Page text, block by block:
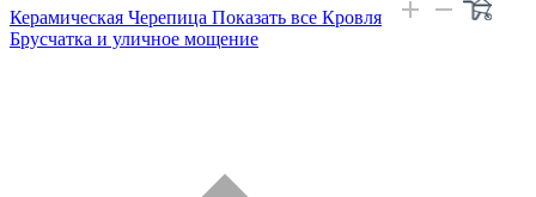
Керамическая Черепица Показать все Кровля
Брусчатка и уличное мощение